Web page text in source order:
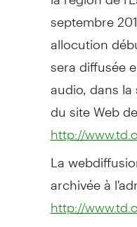
septembre
allocution
sera diffusée
audio, dans
du site Web
http://
La
archivée à
http://